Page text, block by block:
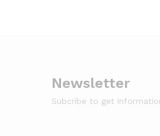
Newsletter
Subcribe to get